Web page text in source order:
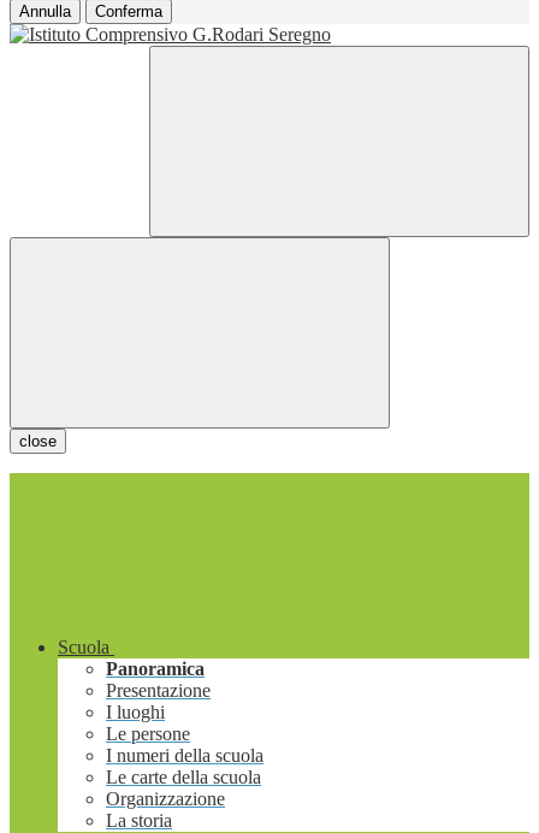
Annulla Conferma
close
Scuola
Panoramica
Presentazione
I luoghi
Le persone
I numeri della scuola
Le carte della scuola
Organizzazione
La storia